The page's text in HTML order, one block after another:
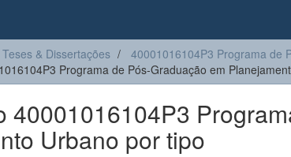
Teses & Dissertações
40001016104P3 Programa de
Programa de Pós-Graduação em
40001016104P3
Urbano por tipo